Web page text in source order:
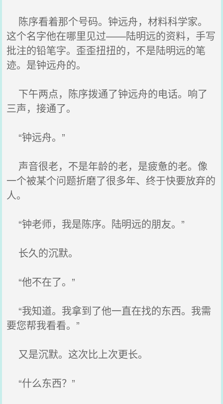
陈序看着那个号码。钟远舟，材料科学家。
这个名字他在哪里见过——陆明远的资料，手写
批注的铅笔字。歪歪扭扭的，不是陆明远的笔
迹。是钟远舟的。
下午两点，陈序拨通了钟远舟的电话。响了
三声，接通了。
“钟远舟。”
声音很老，不是年龄的老，是疲惫的老。像
一个被某个问题折磨了很多年、终于快要放弃的
人。
“钟老师，我是陈序。陆明远的朋友。”
长久的沉默。
“他不在了。”
“我知道。我拿到了他一直在找的东西。我需
要您帮我看看。”
又是沉默。这次比上次更长。
“什么东西？”